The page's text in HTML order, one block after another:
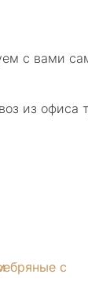
с вами
из офиса